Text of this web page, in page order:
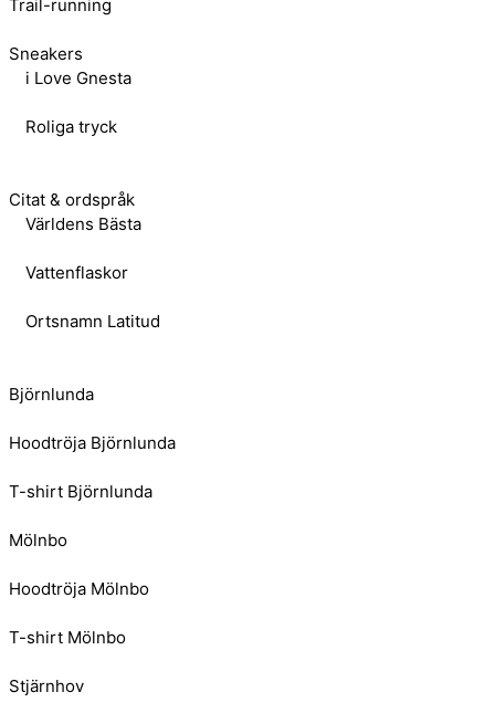
Trail-running
Sneakers
i Love Gnesta
Roliga tryck
Citat & ordspråk
Världens Bästa
Vattenflaskor
Ortsnamn Latitud
Björnlunda
Hoodtröja Björnlunda
T-shirt Björnlunda
Mölnbo
Hoodtröja Mölnbo
T-shirt Mölnbo
Stjärnhov